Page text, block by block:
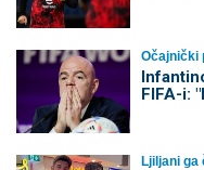
Očajnički
FIFA-i:
Ljiljani ga